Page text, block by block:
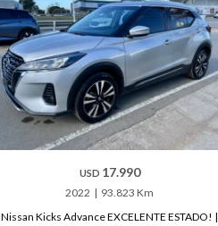
USD 17.990
2022
93.823 Km
Nissan Kicks Advance EXCELENTE ESTADO! |